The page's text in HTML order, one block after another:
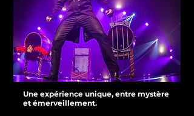
Une expérience unique, entre mystère
et émerveillement.